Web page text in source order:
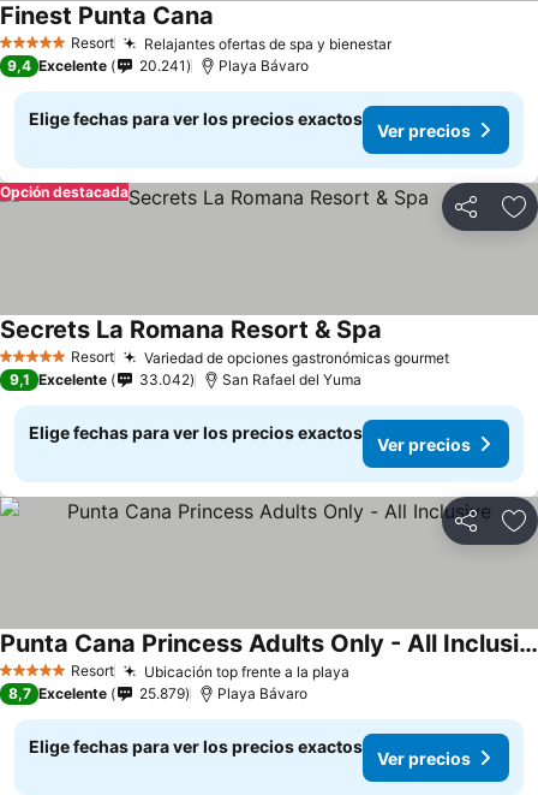
5 Estrellas Resort Relajantes ofertas de spa y bienestar
Finest Punta Cana
9,4 Excelente 20.241 Playa Bávaro
Elige fechas para ver los precios exactos
Ver precios
Compartir
Opción destacada
5 Estrellas Resort Variedad de opciones gastronómicas gourmet
Secrets La Romana Resort & Spa
9,1 Excelente 33.042 San Rafael del Yuma
Elige fechas para ver los precios exactos
Ver precios
Compartir
5 Estrellas Resort Ubicación top frente a la playa
Punta Cana Princess Adults Only - All Inclusive
8,7 Excelente 25.879 Playa Bávaro
Elige fechas para ver los precios exactos
Ver precios